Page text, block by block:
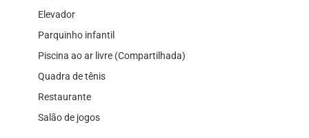
Elevador
Parquinho infantil
Piscina ao ar livre (Compartilhada)
Quadra de tênis
Restaurante
Salão de jogos